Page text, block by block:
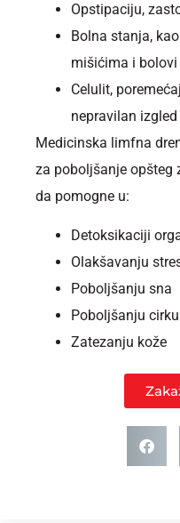
Opstipaciju,
Bolna stanja,
mišićima i
Celulit,
nepravilan izgled
Medicinska limfna
za poboljšanje opšteg
da pomogne u:
Detoksikaciji
Olakšavanju
Poboljšanju sna
Poboljšanju
Zatezanju kože